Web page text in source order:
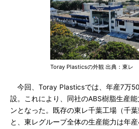
Toray Plasticsの外観 出典：東レ
今回、Toray Plasticsでは、年産7万
設。これにより、同社のABS樹脂生産
ンとなった。既存の東レ千葉工場（千
と、東レグループ全体の生産能力は年